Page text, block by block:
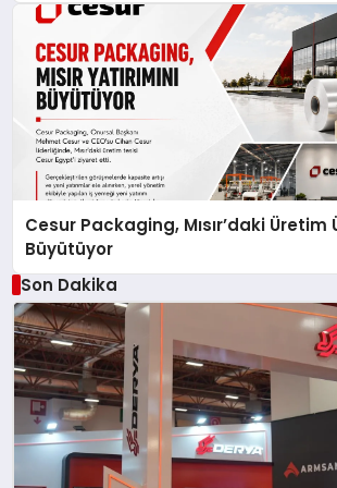
Cesur Packaging, Mısır’daki Üretim
Büyütüyor
Son Dakika